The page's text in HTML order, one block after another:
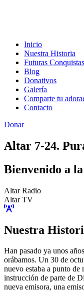
Inicio
Nuestra Historia
Futuras Conquistas
Blog
Donativos
Galería
Comparte tu
Contacto
Donar
Altar 7-24.
Bienvenido a
Altar Radio
Altar TV
Nuestra
Han pasado ya unos
orábamos. Un 30 de
nuevo estaba a punto de
instrucción de parte de
nueva emisora, una